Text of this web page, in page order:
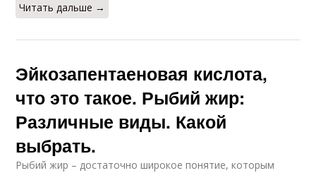
Читать дальше →
Эйкозапентаеновая кислота,
что это такое. Рыбий жир:
Различные виды. Какой
выбрать.
Рыбий жир – достаточно широкое понятие, которым